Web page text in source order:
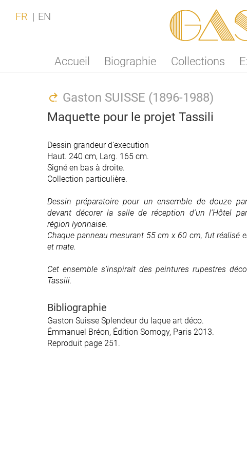
Accueil Biographie Collections
FR EN
Gaston SUISSE (1896-1988)
Maquette pour le projet Tassili
Dessin grandeur d’execution
Haut. 240 cm, Larg. 165 cm.
Signé en bas à droite.
Collection particulière.
Dessin préparatoire pour un ensemble de douze
devant décorer la salle de réception d'un l’Hôtel
région lyonnaise.
Chaque panneau mesurant 55 cm x 60 cm, fut réalisé
et mate.
Cet ensemble s’inspirait des peintures rupestres
Tassili.
Bibliographie
Gaston Suisse Splendeur du laque art déco.
Émmanuel Bréon, Édition Somogy, Paris 2013.
Reproduit page 251.
Dessin grandeur d’execution
Haut. 240 cm, Larg. 165 cm.
Signé en bas à droite.
Collection particulière.
Dessin préparatoire pour un ensemble de douze
devant décorer la salle de réception d'un l’Hôtel
région lyonnaise.
Chaque panneau mesurant 55 cm x 60 cm, fut réalisé
et mate.
Cet ensemble s’inspirait des peintures rupestres
Tassili.
Bibliographie
Gaston Suisse Splendeur du laque art déco.
Émmanuel Bréon, Édition Somogy, Paris 2013.
Reproduit page 251.